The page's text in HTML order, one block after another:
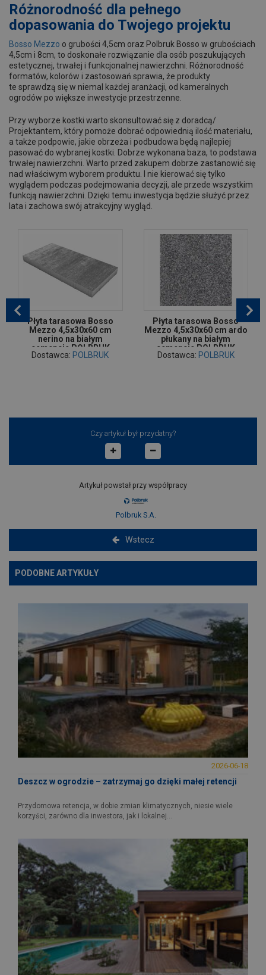
Różnorodność dla pełnego
dopasowania do Twojego projektu
Bosso Mezzo o grubości 4,5cm oraz Polbruk Bosso w grubościach
4,5cm i 8cm, to doskonałe rozwiązanie dla osób poszukujących
estetycznej, trwałej i funkcjonalnej nawierzchni. Różnorodność
formatów, kolorów i zastosowań sprawia, że produkty
te sprawdzą się w niemal każdej aranżacji, od kameralnych
ogrodów po większe inwestycje przestrzenne.
Przy wyborze kostki warto skonsultować się z doradcą/
Projektantem, który pomoże dobrać odpowiednią ilość materiału,
a także podpowie, jakie obrzeża i podbudowa będą najlepiej
pasować do wybranej kostki. Dobrze wykonana baza, to podstawa
trwałej nawierzchni. Warto przed zakupem dobrze zastanowić się
nad właściwym wyborem produktu. I nie kierować się tylko
wyglądem podczas podejmowania decyzji, ale przede wszystkim
funkcją nawierzchni. Dzięki temu inwestycja będzie służyć przez
lata i zachowa swój atrakcyjny wygląd.
Płyta tarasowa Bosso
Mezzo 4,5x30x60 cm
nerino na białym
cemencie POLBRUK
Dostawca: POLBRUK
Płyta tarasowa Bosso
Mezzo 4,5x30x60 cm ardo
płukany na białym
cemencie POLBRUK
Dostawca: POLBRUK
Czy artykuł był przydatny?
Artykuł powstał przy współpracy
Polbruk S.A.
Wstecz
PODOBNE ARTYKUŁY
2026-06-18
Deszcz w ogrodzie – zatrzymaj go dzięki małej retencji
Przydomowa retencja, w dobie zmian klimatycznych, niesie wiele
korzyści, zarówno dla inwestora, jak i lokalnej...